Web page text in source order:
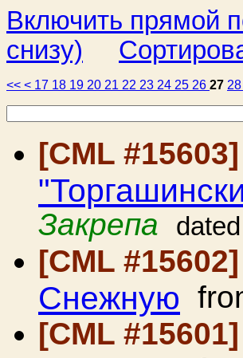
Включить прямой
снизу)
<< < 17 18 19 20 21 22 23 24 25 26 27 28
[CML #15603]
Закрепа
[CML #15602]
Снежную
[CML #15601]